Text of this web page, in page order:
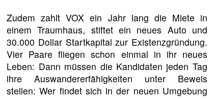
Zudem zahlt VOX ein Jahr lang die Miete in
einem Traumhaus, stiftet ein neues Auto und
30.000 Dollar Startkapital zur Existenzgründung.
Vier Paare fliegen schon einmal in ihr neues
Leben: Dann müssen die Kandidaten jeden Tag
ihre Auswandererfähigkeiten unter Beweis
stellen: Wer findet sich in der neuen Umgebung